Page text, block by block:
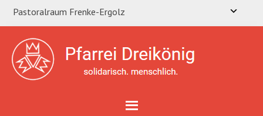
Pastoralraum Frenke-Ergolz